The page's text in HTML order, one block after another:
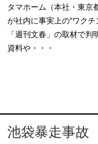
タマホーム（本社・東京
が社内に事実上の“ワク
「週刊文春」の取材で
資料や・・・
池袋暴走事